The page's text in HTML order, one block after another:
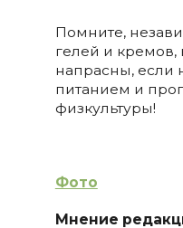
Помните,
гелей и кремов,
напрасны, если
питанием и
физкультуры!
Фото
Мнение